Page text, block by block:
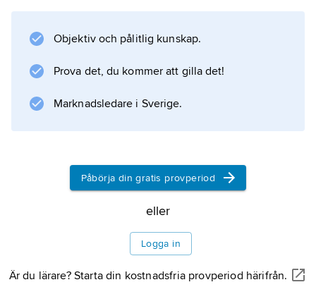
Objektiv och pålitlig kunskap.
Prova det, du kommer att gilla det!
Marknadsledare i Sverige.
Påbörja din gratis provperiod
eller
Logga in
Är du lärare? Starta din kostnadsfria provperiod härifrån.